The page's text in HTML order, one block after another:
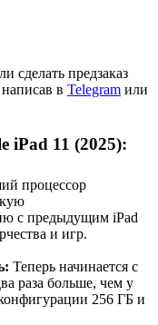
сделать предзаказ
в Telegram или
iPad 11 (2025):
процессор
с предыдущим iPad
и игр.
Теперь начинается с
раза больше, чем у
256 ГБ и